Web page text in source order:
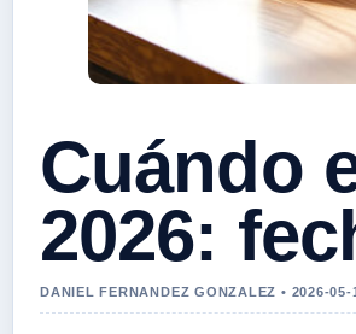
Cuándo
2026:
DANIEL FERNANDEZ GONZALEZ • 2026-